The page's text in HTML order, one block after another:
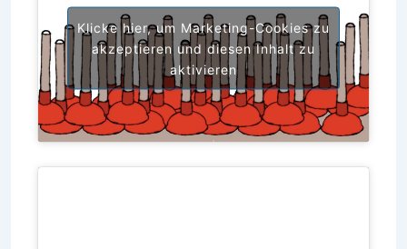
Klicke hier, um Marketing-Cookies zu
akzeptieren und diesen Inhalt zu
aktivieren